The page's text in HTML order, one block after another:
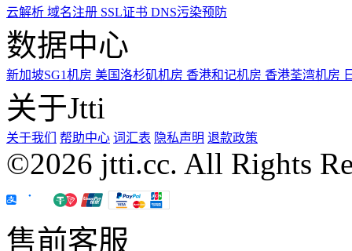
云解析 域名注册 SSL证书 DNS污染预防
数据中心
新加坡SG1机房 美国洛杉矶机房 香港和记机房 香港荃湾机房
关于Jtti
关于我们 帮助中心 词汇表 隐私声明 退款政策
©2026 jtti.cc. All Rights
售前客服